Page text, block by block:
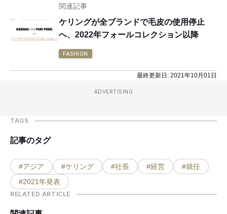
関連記事
ケリングが全ブランドで毛皮の使用停止
へ、2022年フォールコレクション以降
FASHION
最終更新日: 2021年10月01日
ADVERTISING
TAGS
記事のタグ
#アジア #ケリング #社長 #経営
#就任
#2021年発表
RELATED ARTICLE